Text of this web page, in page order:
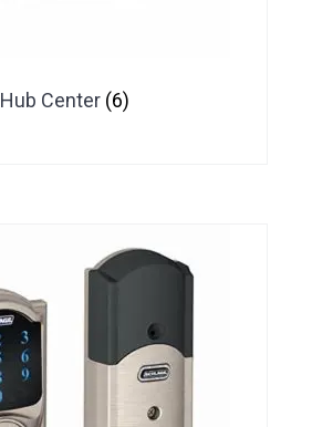
Hub Center (6)